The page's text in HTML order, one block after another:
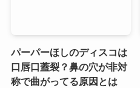
パーパーほしのディスコは
口唇口蓋裂？鼻の穴が非対
称で曲がってる原因とは